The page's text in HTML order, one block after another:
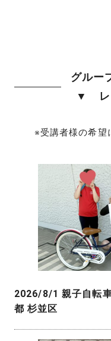
グルー
▼ レ
※受講者様の希望
2026/8/1 親子自転
都 杉並区